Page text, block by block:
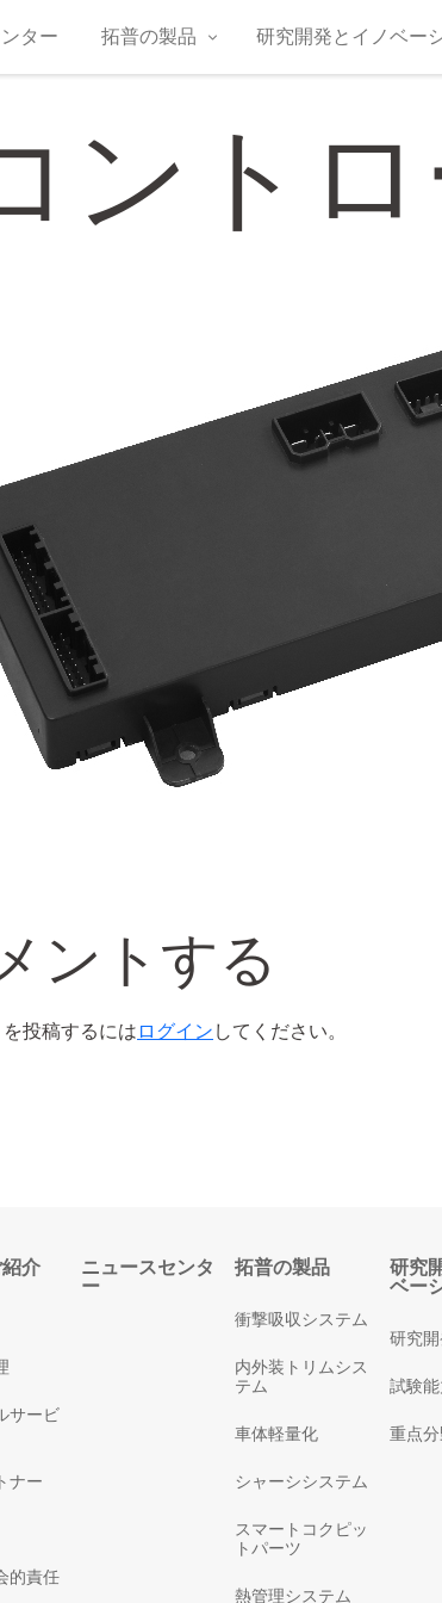
ター 拓普の製品 研究開発とイノベー
ント
ントする
投稿するにはログインしてください。
介
サービ
ナー
的責任
ニュースセンタ
ー
拓普の製品
衝撃吸収システム
内外装トリムシス
テム
車体軽量化
シャーシシステム
スマートコクピッ
トパーツ
熱管理システム
研究
ベー
研究
試験能
重点